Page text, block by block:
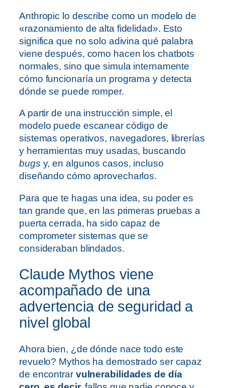
Anthropic lo describe como un modelo de
«razonamiento de alta fidelidad». Esto
significa que no solo adivina qué palabra
viene después, como hacen los chatbots
normales, sino que simula internamente
cómo funcionaría un programa y detecta
dónde se puede romper.
A partir de una instrucción simple, el
modelo puede escanear código de
sistemas operativos, navegadores, librerías
y herramientas muy usadas, buscando
bugs y, en algunos casos, incluso
diseñando cómo aprovecharlos.
Para que te hagas una idea, su poder es
tan grande que, en las primeras pruebas a
puerta cerrada, ha sido capaz de
comprometer sistemas que se
consideraban blindados.
Claude Mythos viene
acompañado de una
advertencia de seguridad a
nivel global
Ahora bien, ¿de dónde nace todo este
revuelo? Mythos ha demostrado ser capaz
de encontrar vulnerabilidades de día